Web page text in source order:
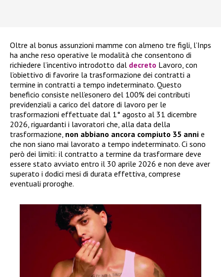
Oltre al bonus assunzioni mamme con almeno tre figli, l’Inps
ha anche reso operative le modalità che consentono di
richiedere l’incentivo introdotto dal decreto Lavoro, con
l’obiettivo di favorire la trasformazione dei contratti a
termine in contratti a tempo indeterminato. Questo
beneficio consiste nell’esonero del 100% dei contributi
previdenziali a carico del datore di lavoro per le
trasformazioni effettuate dal 1° agosto al 31 dicembre
2026, riguardanti i lavoratori che, alla data della
trasformazione, non abbiano ancora compiuto 35 anni e
che non siano mai lavorato a tempo indeterminato. Ci sono
però dei limiti: il contratto a termine da trasformare deve
essere stato avviato entro il 30 aprile 2026 e non deve aver
superato i dodici mesi di durata effettiva, comprese
eventuali proroghe.